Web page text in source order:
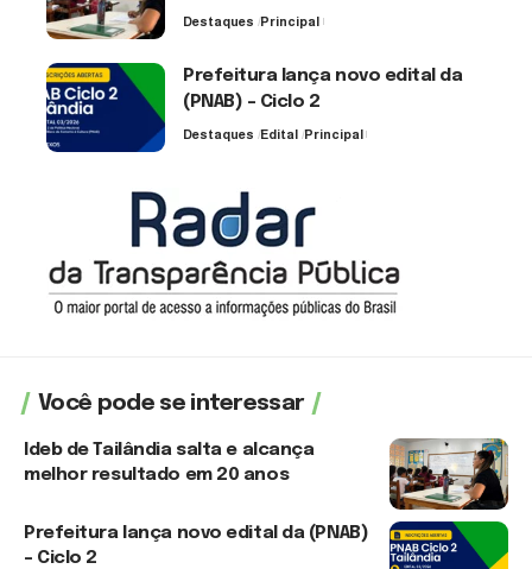
Destaques Principal
Prefeitura lança novo edital da
(PNAB) – Ciclo 2
Destaques Edital Principal
Você pode se interessar
Ideb de Tailândia salta e alcança
melhor resultado em 20 anos
Prefeitura lança novo edital da (PNAB)
– Ciclo 2